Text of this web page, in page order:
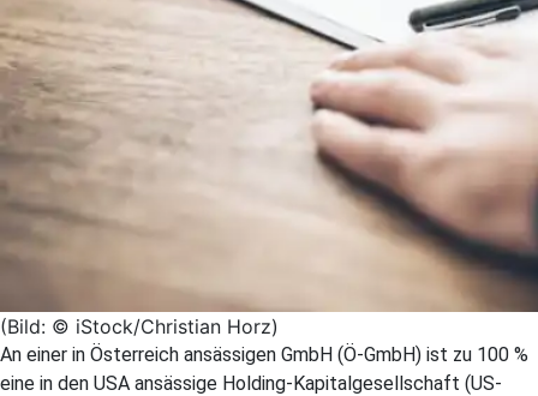
(Bild: © iStock/Christian Horz)
An einer in Österreich ansässigen GmbH (Ö-GmbH) ist zu 100 %
eine in den USA ansässige Holding-Kapitalgesellschaft (US-